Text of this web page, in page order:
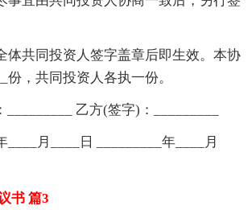
体共同投资人签字盖章后即生效。本协
份，共同投资人各执一份。
乙方(签字)：_________
____月____日 _________年____月
书 篇3